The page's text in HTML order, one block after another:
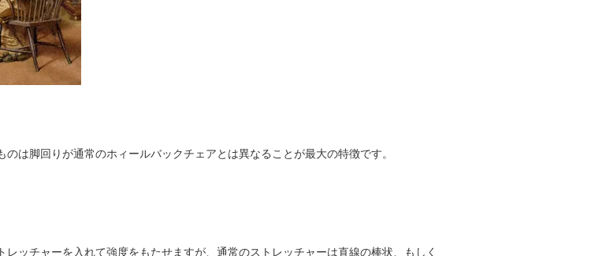
は脚回りが通常のホィールバックチェアとは異なることが最大の特徴です。
ッチャーを入れて強度をもたせますが、通常のストレッチャーは直線の棒状、もしく